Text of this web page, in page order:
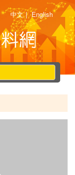
中文 | English